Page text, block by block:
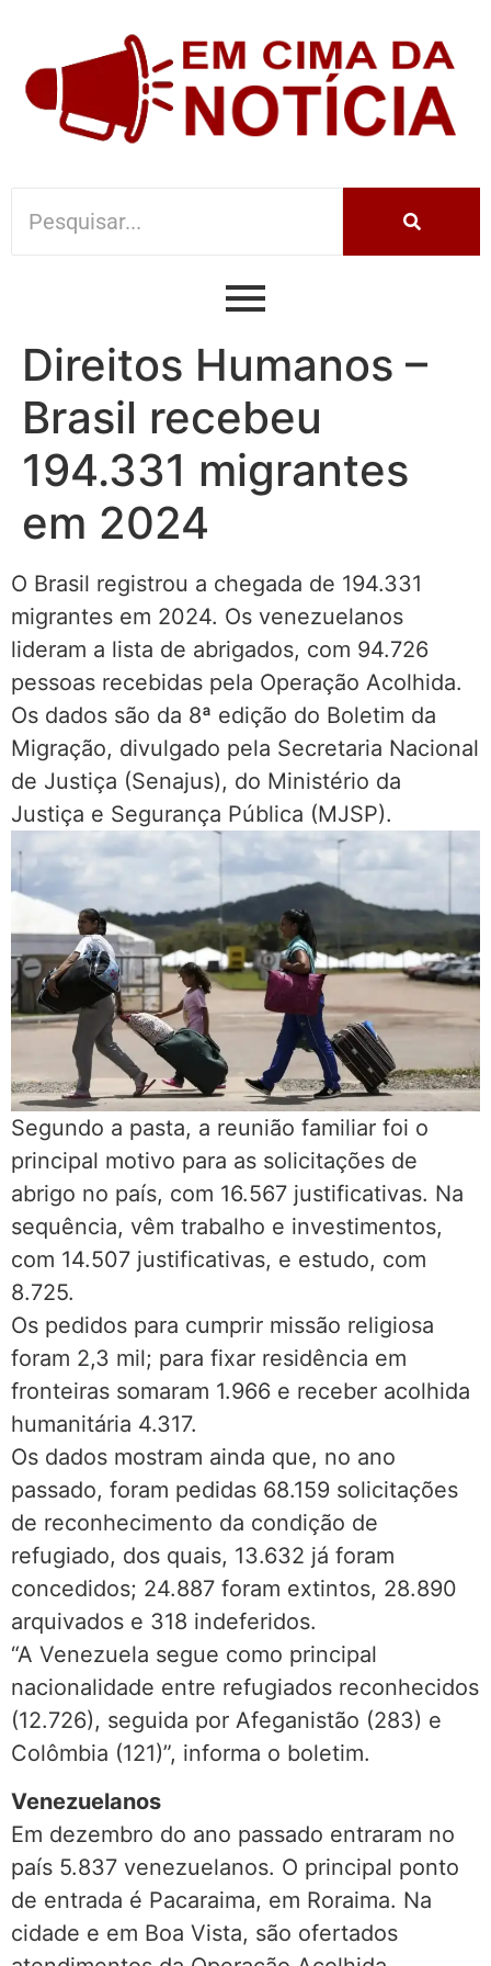
Direitos Humanos –
Brasil recebeu
194.331 migrantes
em 2024
O Brasil registrou a chegada de 194.331
migrantes em 2024. Os venezuelanos
lideram a lista de abrigados, com 94.726
pessoas recebidas pela Operação Acolhida.
Os dados são da 8ª edição do Boletim da
Migração, divulgado pela Secretaria Nacional
de Justiça (Senajus), do Ministério da
Justiça e Segurança Pública (MJSP).
Segundo a pasta, a reunião familiar foi o
principal motivo para as solicitações de
abrigo no país, com 16.567 justificativas. Na
sequência, vêm trabalho e investimentos,
com 14.507 justificativas, e estudo, com
8.725.
Os pedidos para cumprir missão religiosa
foram 2,3 mil; para fixar residência em
fronteiras somaram 1.966 e receber acolhida
humanitária 4.317.
Os dados mostram ainda que, no ano
passado, foram pedidas 68.159 solicitações
de reconhecimento da condição de
refugiado, dos quais, 13.632 já foram
concedidos; 24.887 foram extintos, 28.890
arquivados e 318 indeferidos.
“A Venezuela segue como principal
nacionalidade entre refugiados reconhecidos
(12.726), seguida por Afeganistão (283) e
Colômbia (121)”, informa o boletim.
Venezuelanos
Em dezembro do ano passado entraram no
país 5.837 venezuelanos. O principal ponto
de entrada é Pacaraima, em Roraima. Na
cidade e em Boa Vista, são ofertados